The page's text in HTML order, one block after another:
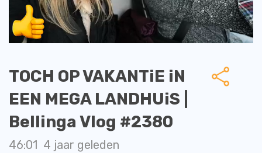
TOCH OP VAKANTiE iN
EEN MEGA LANDHUiS |
Bellinga Vlog #2380
46:01 4 jaar geleden